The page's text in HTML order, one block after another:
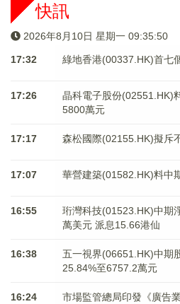
快訊
2026年8月10日 星期一 09:35:50
17:32 綠地香港(00337.HK)首七
17:26
晶科電子股份(02551.HK)
5800萬元
17:17 森松國際(02155.HK)擬斥
17:07 華營建築(01582.HK)料中
16:55
珩灣科技(01523.HK)中期
萬美元 派息15.66港仙
16:38
五一視界(06651.HK)中期
25.84%至6757.2萬元
16:24 市場監管總局印發《廣告